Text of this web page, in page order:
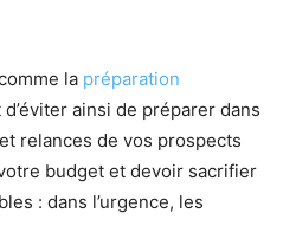
la préparation
d’éviter ainsi de préparer dans
relances de vos prospects
budget et devoir sacrifier
: dans l’urgence, les